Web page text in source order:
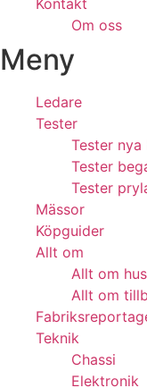
Kontakt
Om oss
Meny
Ledare
Tester
Tester nya
Tester
Tester
Mässor
Köpguider
Allt om
Allt om
Allt om
Teknik
Chassi
Elektronik